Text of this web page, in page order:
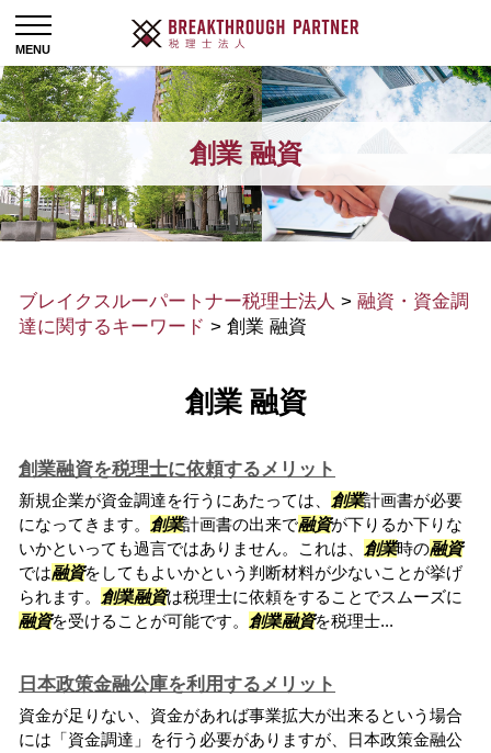
創業 融資
ブレイクスルーパートナー税理士法人 > 融資・資金調
達に関するキーワード > 創業 融資
創業 融資
創業融資を税理士に依頼するメリット
新規企業が資金調達を行うにあたっては、 創業計画書が必要
になってきます。 創業計画書の出来で融資が下りるか下りな
いかといっても過言ではありません。これは、 創業時の融資
では融資をしてもよいかという判断材料が少ないことが挙げ
られます。 創業融資は税理士に依頼をすることでスムーズに
融資を受けることが可能です。 創業融資を税理士...
日本政策金融公庫を利用するメリット
資金が足りない、資金があれば事業拡大が出来るという場合
には「資金調達」を行う必要がありますが、日本政策金融公